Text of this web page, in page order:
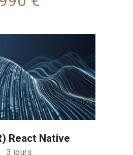
React Native
3 jours